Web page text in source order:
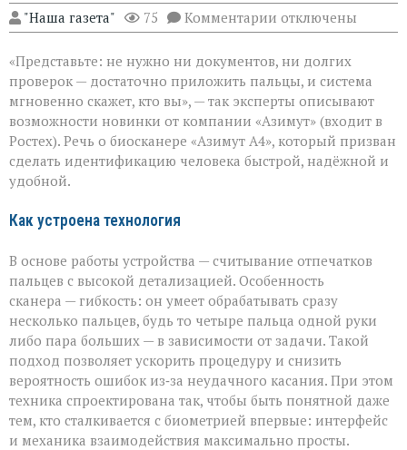
"Наша газета" 75 Комментарии к
записи
личность
подтвердят
за
секунды»:
новый
биосканер
от
«Азимута»
отключены
«Представьте: не нужно ни документов, ни долгих
проверок — достаточно приложить пальцы, и система
мгновенно скажет, кто вы», — так эксперты описывают
возможности новинки от компании «Азимут» (входит в
Ростех). Речь о биосканере «Азимут А4», который призван
сделать идентификацию человека быстрой, надёжной и
удобной.
Как устроена технология
В основе работы устройства — считывание отпечатков
пальцев с высокой детализацией. Особенность
сканера — гибкость: он умеет обрабатывать сразу
несколько пальцев, будь то четыре пальца одной руки
либо пара больших — в зависимости от задачи. Такой
подход позволяет ускорить процедуру и снизить
вероятность ошибок из‑за неудачного касания. При этом
техника спроектирована так, чтобы быть понятной даже
тем, кто сталкивается с биометрией впервые: интерфейс
и механика взаимодействия максимально просты.